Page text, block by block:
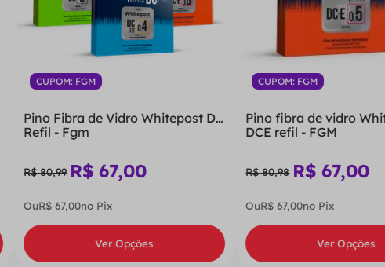
CUPOM: FGM
Pino Fibra de Vidro Whitepost Dc
Refil - Fgm
R$ 80,99 R$ 67,00
OuR$ 67,00no Pix
Ver Opções
CUPOM: FGM
Pino fibra de vidro
DCE refil - FGM
R$ 80,98 R$ 67,00
OuR$ 67,00no Pix
Ver Opções